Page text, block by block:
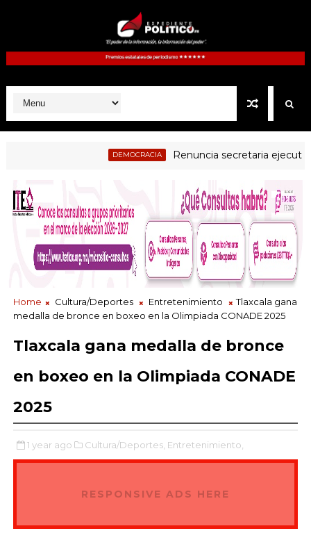
DEMOCRACIA Renuncia secretaria ejecutiva del
Home Cultura/Deportes Entretenimiento
Tlaxcala gana
medalla de bronce en boxeo en la Olimpiada CONADE 2025
Tlaxcala gana medalla de bronce
en boxeo en la Olimpiada CONADE
2025
1 year ago Cultura/Deportes, Entretenimiento,
RESPONSIVE ADS HERE